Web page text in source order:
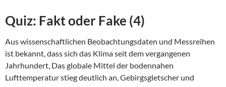
Quiz: Fakt oder Fake (4)
Aus wissenschaftlichen Beobachtungsdaten und Messreihen
ist bekannt, dass sich das Klima seit dem vergangenen
Jahrhundert, Das globale Mittel der bodennahen
Lufttemperatur stieg deutlich an, Gebirgsgletscher und